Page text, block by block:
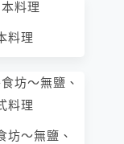
料理
坊～無鹽、